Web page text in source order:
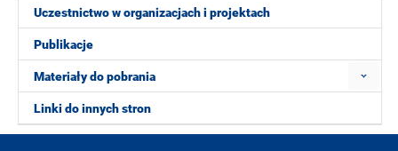
Uczestnictwo w organizacjach i projektach
Publikacje
Materiały do pobrania
Linki do innych stron